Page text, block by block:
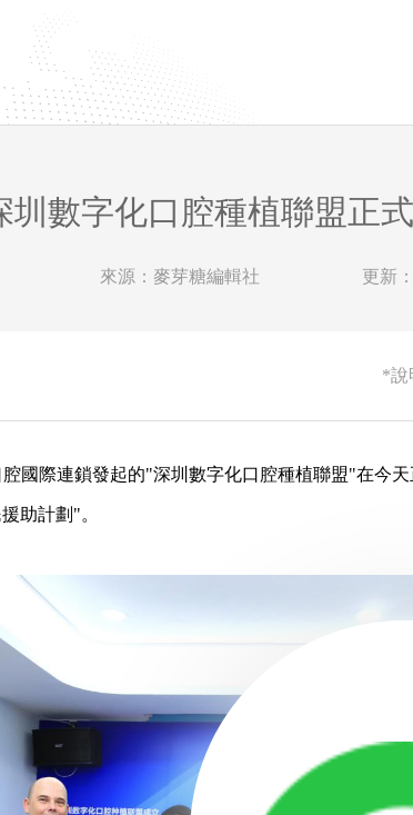
圳數字化口腔種植聯盟正
來源：麥芽糖編輯社 更新
*說
腔國際連鎖發起的"深圳數字化口腔種植聯盟"在今
助計劃"。